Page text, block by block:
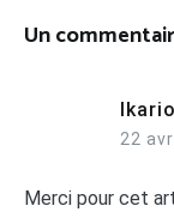
Un
Ikario
22
Merci pour cet